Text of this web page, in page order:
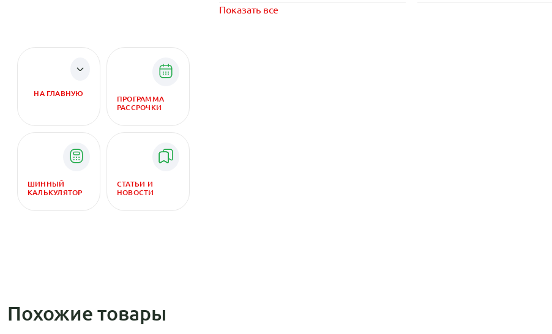
Показать все
НА ГЛАВНУЮ
ПРОГРАММА
РАССРОЧКИ
ШИННЫЙ
КАЛЬКУЛЯТОР
СТАТЬИ И
НОВОСТИ
Похожие товары